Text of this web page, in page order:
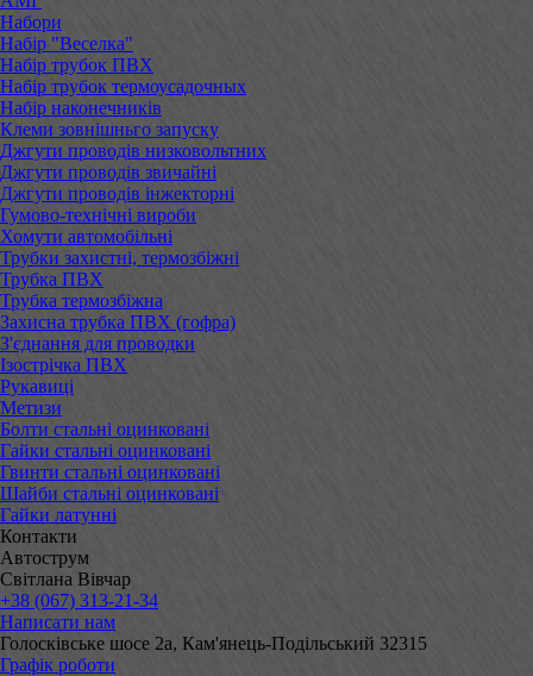
Набори
Набір "Веселка"
Набір трубок ПВХ
Набір трубок термоусадочных
Набір наконечників
Клеми зовнішньго запуску
Джгути проводів низковольтних
Джгути проводів звичайні
Джгути проводів інжекторні
Гумово-технічні вироби
Хомути автомобільні
Трубки захистні, термозбіжні
Трубка ПВХ
Трубка термозбіжна
Захисна трубка ПВХ (гофра)
З'єднання для проводки
Ізострічка ПВХ
Рукавиці
Метизи
Болти стальні оцинковані
Гайки стальні оцинковані
Гвинти стальні оцинковані
Шайби стальні оцинковані
Гайки латунні
Контакти
Автострум
Світлана Вівчар
+38 (067) 313-21-34
Написати нам
Голосківське шосе 2а, Кам'янець-Подільський 32315
Графік роботи